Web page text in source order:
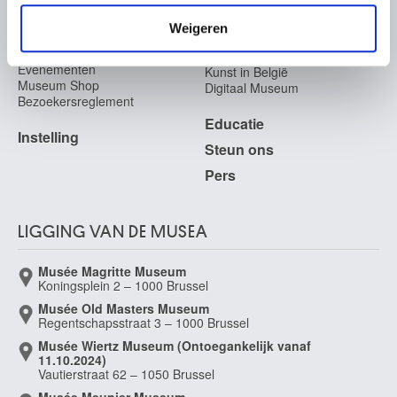
verzameld op basis van uw gebruik van hun services.
Weigeren
1963
Capogrossi Giuseppe
Capouillard
Cárdenas Agustín
Cardi-Cigoli Lodovico
Cardon Johannes
Antwerpen 1614 - vóór 1656
Cariani Giovanni
In de Musea
Evenementen
Museum Shop
Bezoekersreglement
Instelling
Publicaties
Fotodienst
Archief voor Hedendaagse
Kunst in België
Digitaal Museum
Educatie
Steun ons
Pers
LIGGING VAN DE MUSEA
Musée Magritte Museum
Koningsplein 2 – 1000 Brussel
Musée Old Masters Museum
Regentschapsstraat 3 – 1000 Brussel
Musée Wiertz Museum (Ontoegankelijk vanaf
11.10.2024)
Vautierstraat 62 – 1050 Brussel